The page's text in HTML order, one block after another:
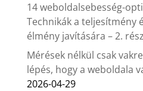
14 weboldalsebesség-
Technikák a teljesítmény
élmény javítására – 2. rész
Mérések nélkül csak
lépés, hogy a weboldala
2026-04-29